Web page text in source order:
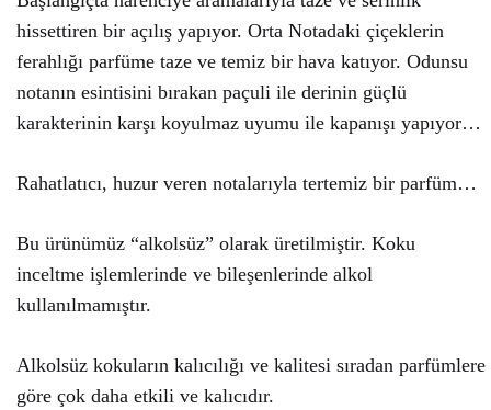
hissettiren bir açılış yapıyor. Orta Notadaki çiçeklerin
ferahlığı parfüme taze ve temiz bir hava katıyor. Odunsu
notanın esintisini bırakan paçuli ile derinin güçlü
karakterinin karşı koyulmaz uyumu ile kapanışı yapıyor…
Rahatlatıcı, huzur veren notalarıyla tertemiz bir parfüm…
Bu ürünümüz “alkolsüz” olarak üretilmiştir. Koku
inceltme işlemlerinde ve bileşenlerinde alkol
kullanılmamıştır.
Alkolsüz kokuların kalıcılığı ve kalitesi sıradan parfümlere
göre çok daha etkili ve kalıcıdır.